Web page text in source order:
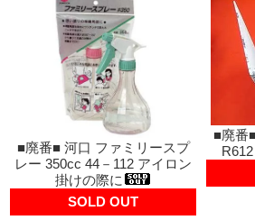
■廃番■ 河口 ファミリースプ
レー 350cc 44－112 アイロン
掛けの際に
SOLD OUT
■廃番